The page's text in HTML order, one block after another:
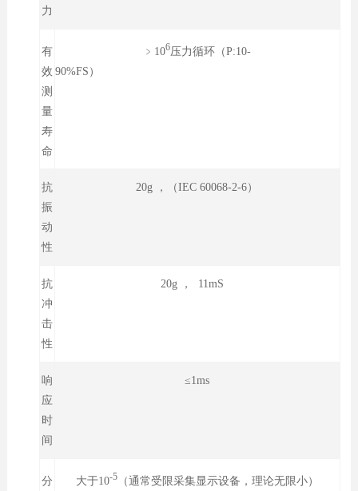
力
有
效
测
量
寿
命
﹥106压力循环（P:10-
90%FS）
抗
振
动
性
20g ，（IEC 60068-2-6）
抗
冲
击
性
20g ， 11mS
响
应
时
间
≤1ms
分
大于10-5（通常受限采集显示设备，理论无限小）